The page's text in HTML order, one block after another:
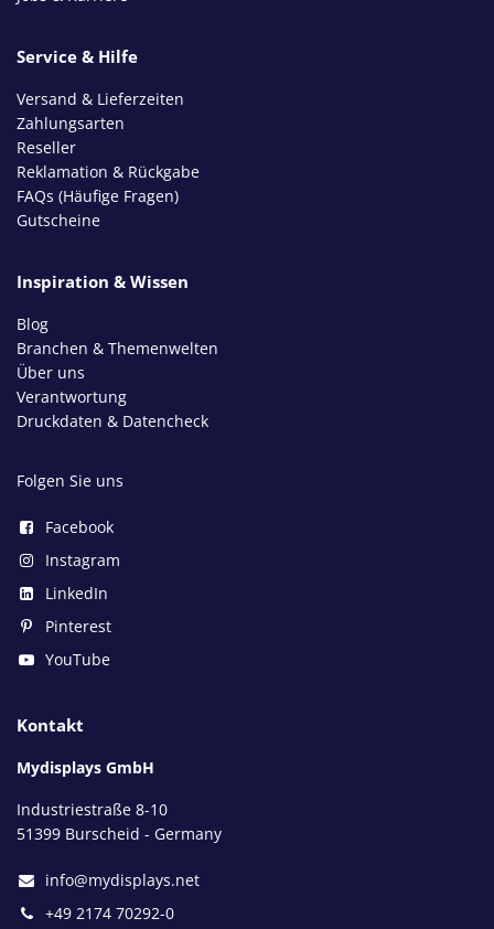
Service & Hilfe
Versand & Lieferzeiten
Zahlungsarten
Reseller
Reklamation & Rückgabe
FAQs (Häufige Fragen)
Gutscheine
Inspiration & Wissen
Blog
Branchen & Themenwelten
Über uns
Verantwortung
Druckdaten & Datencheck
Folgen Sie uns
Facebook
Instagram
LinkedIn
Pinterest
YouTube
Kontakt
Mydisplays GmbH
Industriestraße 8-10
51399 Burscheid - Germany
info@mydisplays.net
+49 2174 70292-0